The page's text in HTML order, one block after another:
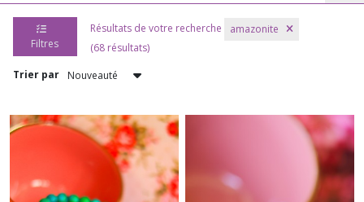
Filtres
Résultats de votre recherche
amazonite
(68 résultats)
Trier par
Rares
Bagues
Cacoxénite
(2)
➻
Pendentifs